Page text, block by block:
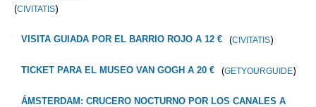
(CIVITATIS)
VISITA GUIADA POR EL BARRIO ROJO A 12 € (CIVITATIS)
TICKET PARA EL MUSEO VAN GOGH A 20 € (GETYOURGUIDE)
ÁMSTERDAM: CRUCERO NOCTURNO POR LOS CANALES A